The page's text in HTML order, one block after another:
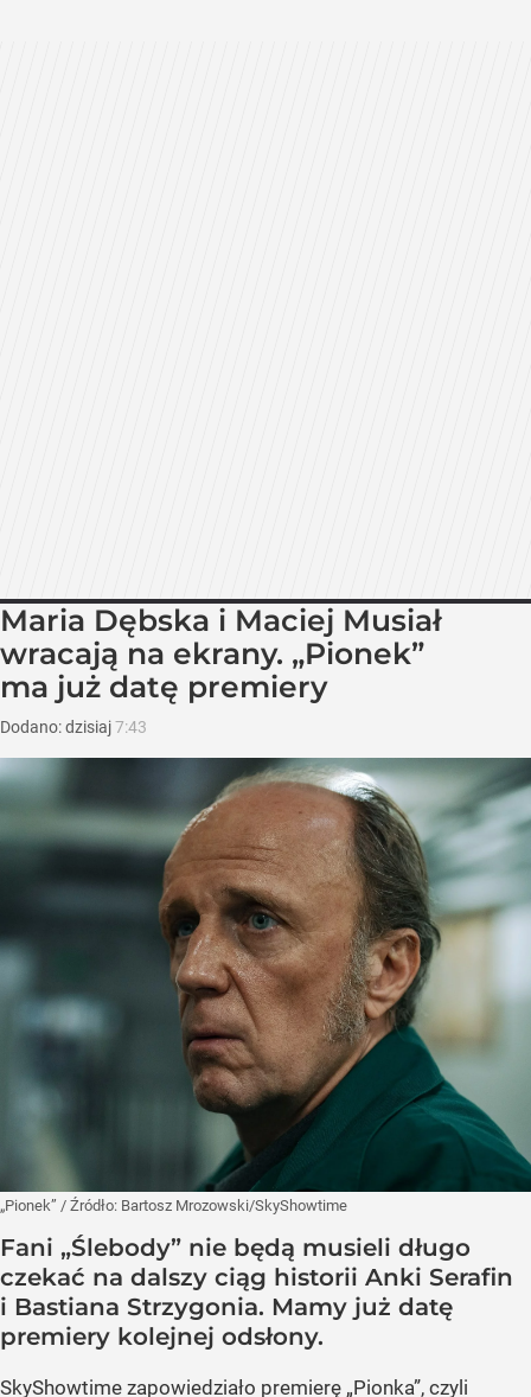
Maria Dębska i Maciej Musiał
wracają na ekrany. „Pionek”
ma już datę premiery
Dodano:dzisiaj7:43
„Pionek” / Źródło: Bartosz Mrozowski/SkyShowtime
Fani „Ślebody” nie będą musieli długo
czekać na dalszy ciąg historii Anki Serafin
i Bastiana Strzygonia. Mamy już datę
premiery kolejnej odsłony.
SkyShowtime zapowiedziało premierę „Pionka”, czyli